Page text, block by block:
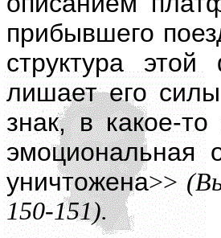
прибывшего
структура
лишает его
знак, в какое-
эмоциональная
уничтожена>>
150-151).